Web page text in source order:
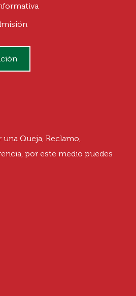
Queja, Reclamo,
por este medio puedes